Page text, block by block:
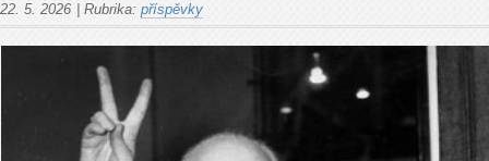
22. 5. 2026 Rubrika: příspěvky